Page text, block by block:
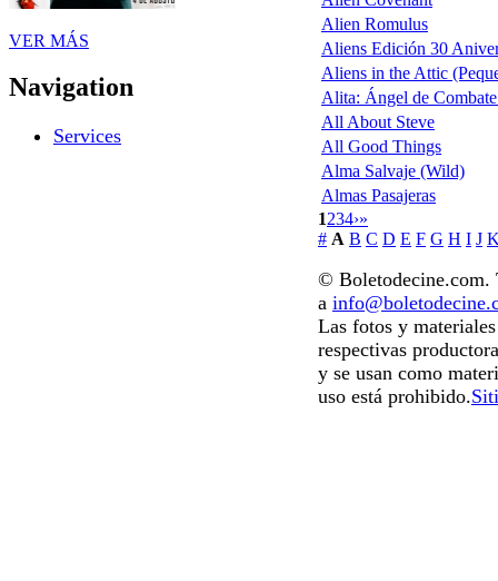
VER MÁS
Navigation
Services
Alien Romulus
Aliens Edición 30
Aliens in the Attic
Alita: Ángel de
All About Steve
All Good Things
Alma Salvaje (Wild)
Almas Pasajeras
1234›»
# A B C D E F G H I J
© Boletodecine.com.
a
Las fotos y
respectivas
y se usan como
uso está prohibido.